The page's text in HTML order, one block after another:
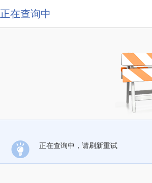
正在查询中
正在查询中，请刷新重试